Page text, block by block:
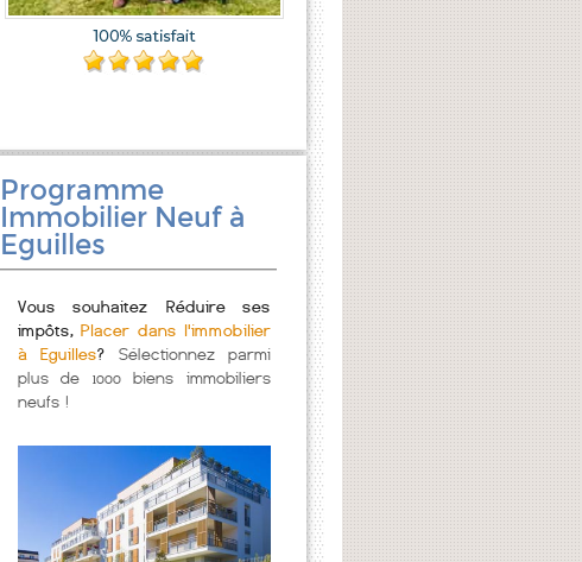
Programme
Immobilier Neuf à
Eguilles
Vous souhaitez Réduire ses
impôts,Placer dans l'immobilier
à Eguilles?Sélectionnez parmi
plus de 1000 biens immobiliers
neufs !